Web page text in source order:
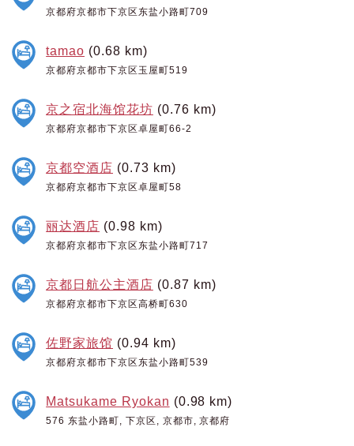
京都府京都市下京区东盐小路町709
tamao (0.68 km)
京都府京都市下京区玉屋町519
京之宿北海馆花坊 (0.76 km)
京都府京都市下京区卓屋町66-2
京都空酒店 (0.73 km)
京都府京都市下京区卓屋町58
丽达酒店 (0.98 km)
京都府京都市下京区东盐小路町717
京都日航公主酒店 (0.87 km)
京都府京都市下京区高桥町630
佐野家旅馆 (0.94 km)
京都府京都市下京区东盐小路町539
Matsukame Ryokan (0.98 km)
576 东盐小路町, 下京区, 京都市, 京都府